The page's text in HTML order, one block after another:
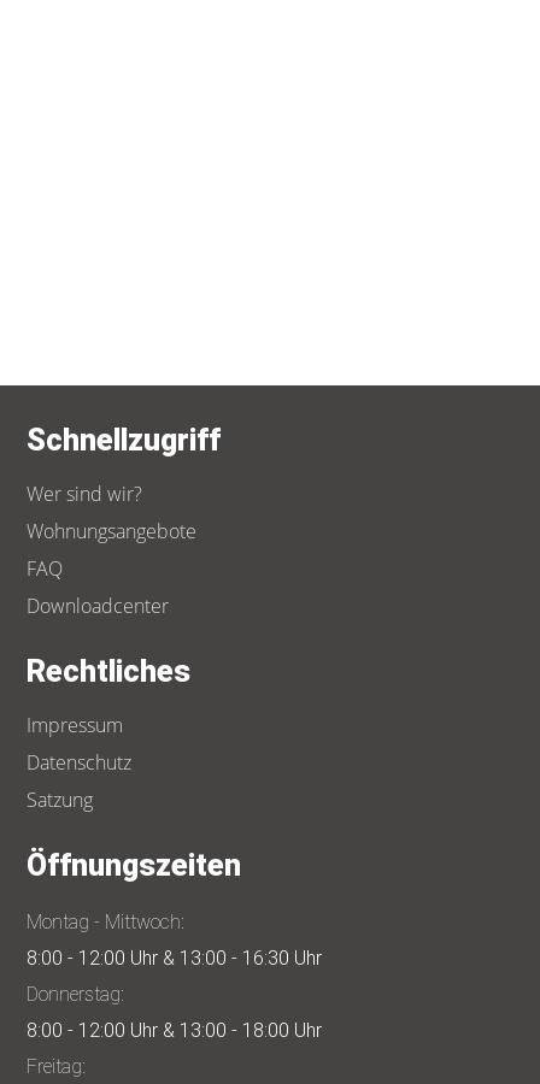
Schnellzugriff
Wer sind wir?
Wohnungsangebote
FAQ
Downloadcenter
Rechtliches
Impressum
Datenschutz
Satzung
Öffnungszeiten
Montag - Mittwoch:
8:00 - 12:00 Uhr & 13:00 - 16:30 Uhr
Donnerstag:
8:00 - 12:00 Uhr & 13:00 - 18:00 Uhr
Freitag: